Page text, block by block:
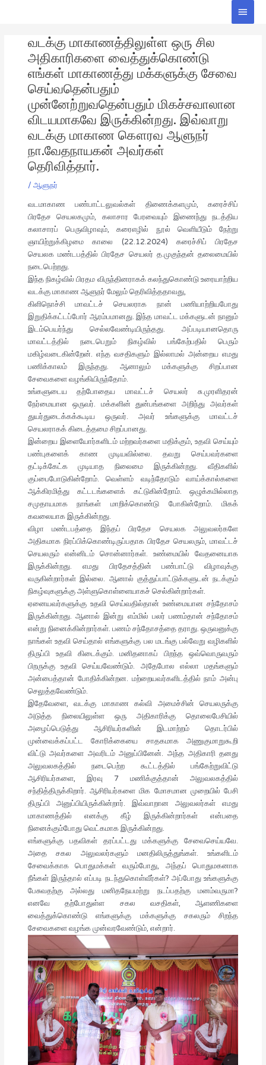
Main
வடக்கு மாகாணத்திலுள்ள ஒரு சில
அதிகாரிகளை வைத்துக்கொண்டு
எங்கள் மாகாணத்து மக்களுக்கு சேவை
செய்வதென்பதும்
முன்னேற்றுவதென்பதும் மிகச்சவாலான
விடயமாகவே இருக்கின்றது. இவ்வாறு
வடக்கு மாகாண கௌரவ ஆளுநர்
நா.வேதநாயகன் அவர்கள்
தெரிவித்தார்.
/ ஆளுநர்
வடமாகாண பண்பாட்டலுவல்கள் திணைக்களமும், கரைச்சிப்
பிரதேச செயலகமும், கலாசார பேரவையும் இணைந்து நடத்திய
கலாசாரப் பெருவிழாவும், கரைஎழில் நூல் வெளியீடும் நேற்று
ஞாயிற்றுக்கிழமை காலை (22.12.2024) கரைச்சிப் பிரதேச
செயலக மண்டபத்தில் பிரதேச செயலர் த.முகுந்தன் தலைமையில்
நடைபெற்றது.
இந்த நிகழ்வில் பிரதம விருந்தினராகக் கலந்துகொண்டு உரையாற்றிய
வடக்கு மாகாண ஆளுநர் மேலும் தெரிவித்ததாவது,
கிளிநொச்சி மாவட்டச் செயலராக நான் பணியாற்றியபோது
இறுதிக்கட்டப்போர் ஆரம்பமானது. இந்த மாவட்ட மக்களுடன் நானும்
இடம்பெயர்ந்து செல்லவேண்டியிருந்தது. அப்படியானதொரு
மாவட்டத்தில் நடைபெறும் நிகழ்வில் பங்கேற்பதில் பெரும்
மகிழ்வடைகின்றேன். எந்த வசதிகளும் இல்லாமல் அன்றைய எமது
பணிக்காலம் இருந்தது. ஆனாலும் மக்களுக்கு சிறப்பான
சேவைகளை வழங்கியிருந்தோம்.
உங்களுடைய தற்போதைய மாவட்டச் செயலர் சு.முரளிதரன்
நேர்மையான ஒருவர். மக்களின் துன்பங்களை அறிந்து அவர்கள்
துயர்துடைக்கக்கூடிய ஒருவர். அவர் உங்களுக்கு மாவட்டச்
செயலராகக் கிடைத்தமை சிறப்பானது.
இன்றைய இளையோர்களிடம் மற்றவர்களை மதிக்கும், உதவி செய்யும்
பண்புகளைக் காண முடியவில்லை. தவறு செய்பவர்களை
தட்டிக்கேட்க முடியாத நிலைமை இருக்கின்றது. வீதிகளில்
குப்பைபோடுகின்றோம். வெள்ளம் வடிந்தோடும் வாய்க்கால்களை
ஆக்கிரமித்து கட்டடங்களைக் கட்டுகின்றோம். ஒழுக்கமில்லாத
சமுதாயமாக நாங்கள் மாறிக்கொண்டு போகின்றோம். மிகக்
கவலையாக இருக்கின்றது.
விழா மண்டபத்தை இந்தப் பிரதேச செயலக அலுவலர்களே
அதிகமாக நிரப்பிக்கொண்டிருப்பதாக பிரதேச செயலரும், மாவட்டச்
செயலரும் என்னிடம் சொன்னார்கள். உண்மையில் வேதனையாக
இருக்கின்றது. எமது பிரதேசத்தின் பண்பாட்டு விழாவுக்கு
வருகின்றார்கள் இல்லை. ஆனால் குத்துப்பாட்டுக்களுடன் நடக்கும்
நிகழ்வுகளுக்கு அள்ளுகொள்ளையாகச் செல்கின்றார்கள்.
ஏனையவர்களுக்கு உதவி செய்வதில்தான் உண்மையான சந்தோசம்
இருக்கின்றது. ஆனால் இன்று எம்மில் பலர் பணம்தான் சந்தோசம்
என்று நினைக்கின்றார்கள். பணம் சந்தோசத்தை தராது. ஒருவனுக்கு
நாங்கள் உதவி செய்தால் எங்களுக்கு பல மடங்கு பல்வேறு வழிகளில்
திருப்பி உதவி கிடைக்கும். மனிதனாகப் பிறந்த ஒவ்வொருவரும்
பிறருக்கு உதவி செய்யவேண்டும். அதேபோல எல்லா மதங்களும்
அன்பைத்தான் போதிக்கின்றன. மற்றையவர்களிடத்தில் நாம் அன்பு
செலுத்தவேண்டும்.
இதேவேளை, வடக்கு மாகாண கல்வி அமைச்சின் செயலருக்கு
அடுத்த நிலையிலுள்ள ஒரு அதிகாரிக்கு தொலைபேசியில்
அழைப்பெடுத்து ஆசிரியர்களின் இடமாற்றம் தொடர்பில்
முன்வைக்கப்பட்ட கோரிக்கையை சாதகமாக அணுகுமாறுகூறி
விட்டு அவர்களை அவரிடம் அனுப்பினேன். அந்த அதிகாரி தனது
அலுவலகத்தில் நடைபெற்ற கூட்டத்தில் பங்கேற்றுவிட்டு
ஆசிரியர்களை, இரவு 7 மணிக்குத்தான் அலுவலகத்தில்
சந்தித்திருக்கிறார். ஆசிரியர்களை மிக மோசமான முறையில் பேசி
திருப்பி அனுப்பியிருக்கின்றார். இவ்வாறான அலுவலர்கள் எமது
மாகாணத்தில் எனக்கு கீழ் இருக்கின்றார்கள் என்பதை
நினைக்கும்போது வெட்கமாக இருக்கின்றது.
எங்களுக்கு பதவிகள் தரப்பட்டது மக்களுக்கு சேவைசெய்யவே.
அதை சகல அலுவலர்களும் மனதிலிருத்துங்கள். உங்களிடம்
சேவைக்காக பொதுமக்கள் வரும்போது, அந்தப் பொதுமகனாக
நீங்கள் இருந்தால் எப்படி நடந்துகொள்வீர்கள்? அப்போது உங்களுக்கு
பேசுவதற்கு அல்லது மனிதநேயமற்று நடப்பதற்கு மனம்வருமா?
எனவே தற்போதுள்ள சகல வசதிகள், ஆளணிகளை
வைத்துக்கொண்டு எங்களுக்கு மக்களுக்கு சகலரும் சிறந்த
சேவைகளை வழங்க முன்வரவேண்டும், என்றார்.
navigation